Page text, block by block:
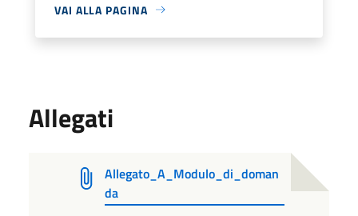
VAI ALLA PAGINA
Allegati
Allegato_A_Modulo_di_doman
da